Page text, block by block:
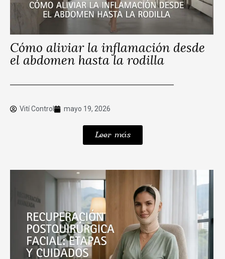
Cómo aliviar la inflamación desde
el abdomen hasta la rodilla
Vití Control mayo 19, 2026
Leer más